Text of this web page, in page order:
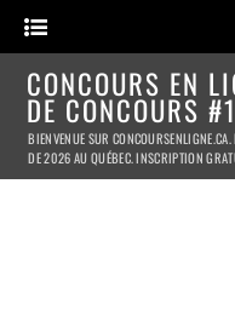
CONCOURS EN
DE CONCOURS
BIENVENUE SUR
DE 2026 AU QUÉBEC. INSCRIPTION